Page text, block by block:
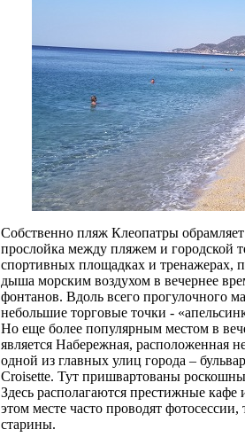
Собственно пляж Клеопатры
прослойка между пляжем и городской
спортивных площадках и тренажерах,
дыша морским воздухом в вечернее
фонтанов. Вдоль всего прогулочного
небольшие торговые точки -
Но еще более популярным местом в
является Набережная, расположенная
одной из главных улиц города –
Croisette. Тут пришвартованы
Здесь располагаются престижные
этом месте часто проводят
старины.